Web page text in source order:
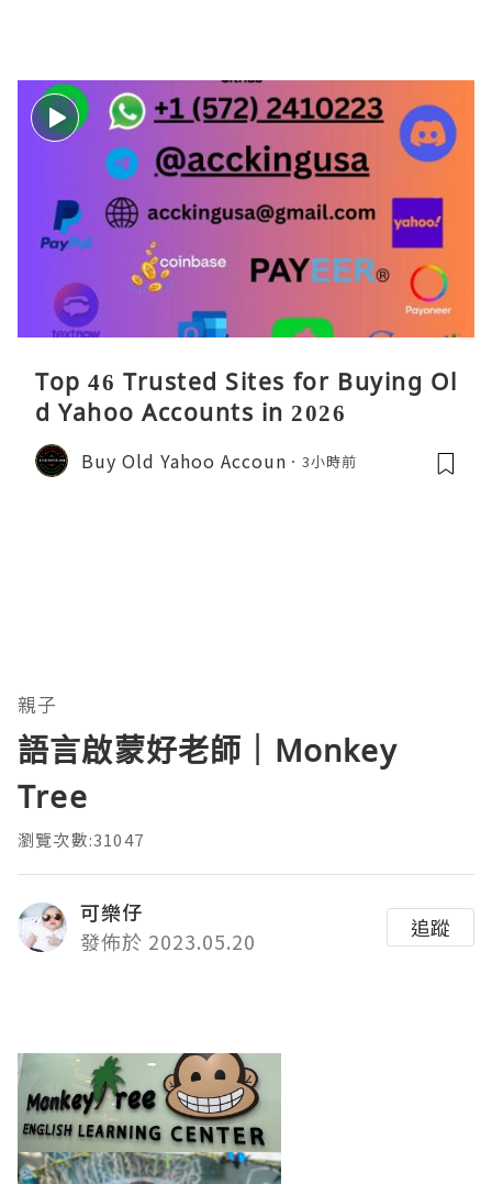
Top 46 Trusted Sites for Buying Ol
d Yahoo Accounts in 2026
Buy Old Yahoo Accoun 3小時前
親子
語言啟蒙好老師｜Monkey
Tree
瀏覽次數:31047
可樂仔
發佈於 2023.05.20
追蹤